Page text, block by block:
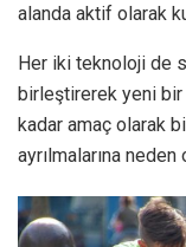
alanda aktif olarak
Her iki teknoloji de
birleştirerek yeni bir
kadar amaç olarak
ayrılmalarına